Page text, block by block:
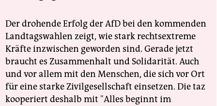
Der drohende Erfolg der AfD bei den kommenden
Landtagswahlen zeigt, wie stark rechtsextreme
Kräfte inzwischen geworden sind. Gerade jetzt
braucht es Zusammenhalt und Solidarität. Auch
und vor allem mit den Menschen, die sich vor Ort
für eine starke Zivilgesellschaft einsetzen. Die taz
kooperiert deshalb mit "Alles beginnt im